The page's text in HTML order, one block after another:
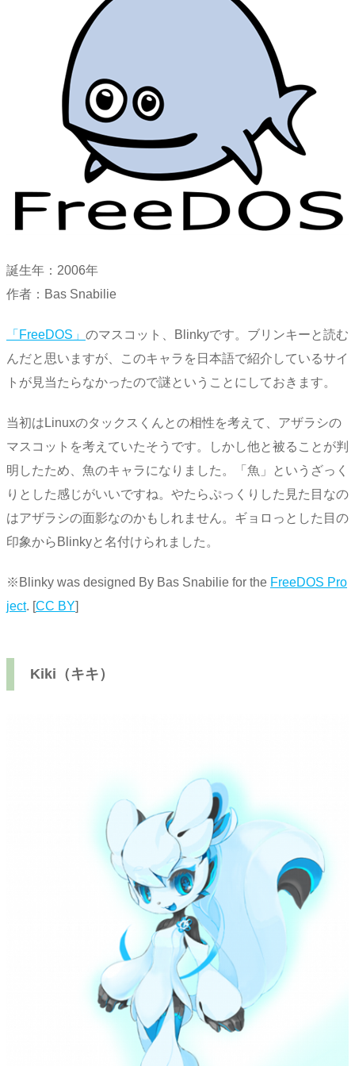
誕生年：2006年
作者：Bas Snabilie
「FreeDOS」 のマスコット、Blinkyです。ブリンキーと読む
んだと思いますが、このキャラを日本語で紹介しているサイ
トが見当たらなかったので謎ということにしておきます。
当初はLinuxのタックスくんとの相性を考えて、アザラシの
マスコットを考えていたそうです。しかし他と被ることが判
明したため、魚のキャラになりました。「魚」というざっく
りとした感じがいいですね。やたらぷっくりした見た目なの
はアザラシの面影なのかもしれません。ギョロっとした目の
印象からBlinkyと名付けられました。
※Blinky was designed By Bas Snabilie for the FreeDOS Pro
ject. [CC BY]
Kiki（キキ）